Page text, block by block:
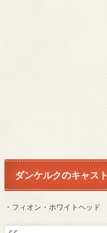
ダンケルクのキャスト
・フィオン・ホワイトヘッド